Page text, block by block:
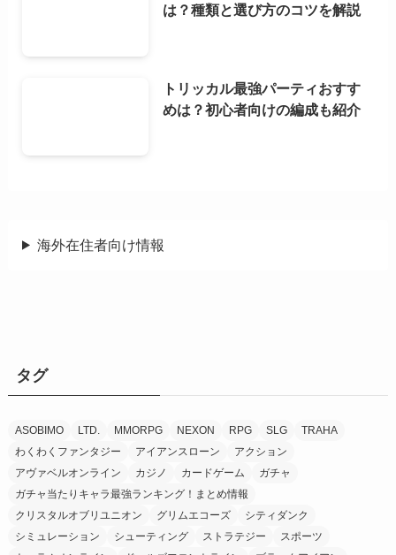
は？種類と選び方のコツを解説
トリッカル最強パーティおすす
めは？初心者向けの編成も紹介
海外在住者向け情報
タグ
ASOBIMO LTD. MMORPG NEXON RPG SLG
TRAHA
わくわくファンタジー
アイアンスローン
アクション
アヴァベルオンライン
カジノ カードゲーム
ガチャ
ガチャ当たりキャラ最強ランキング！まとめ情報
クリスタルオブリユニオン
グリムエコーズ
シティダンク
シミュレーション
シューティング ストラテジー
スポーツ